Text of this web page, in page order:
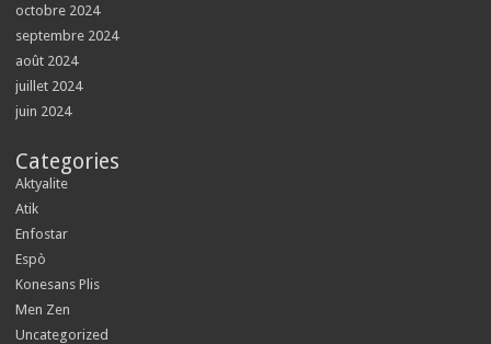
octobre 2024
septembre 2024
août 2024
juillet 2024
juin 2024
Categories
Aktyalite
Atik
Enfostar
Espò
Konesans Plis
Men Zen
Uncategorized